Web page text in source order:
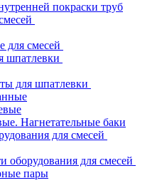
покраски труб
для смесей
шпатлевки
для шпатлевки
Нагнетательные баки
для смесей
оборудования для смесей
пары